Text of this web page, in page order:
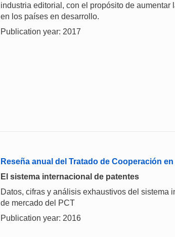
industria editorial, con el propósito de
en los países en desarrollo.
Publication year: 2017
Reseña anual del Tratado de Cooperación
El sistema internacional de patentes
Datos, cifras y análisis exhaustivos del sistema
de mercado del PCT
Publication year: 2016